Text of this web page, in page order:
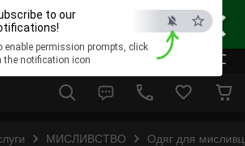
×
ESC
to our
enable permission prompts, click
the notification icon
МИСЛИВСТВО Одяг для